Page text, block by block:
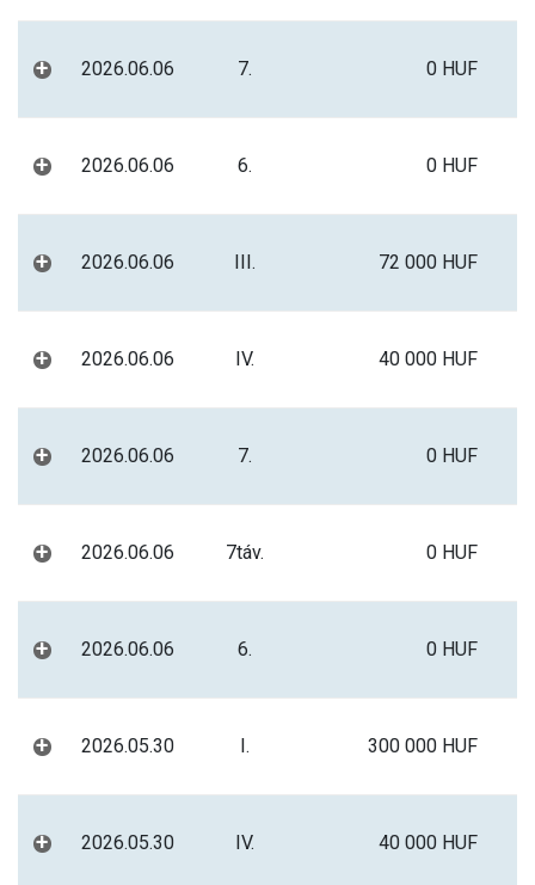
+ 2026.06.06 7. 0 HUF
+ 2026.06.06 6. 0 HUF
+ 2026.06.06 III. 72 000 HUF
+ 2026.06.06 IV. 40 000 HUF
+ 2026.06.06 7. 0 HUF
+ 2026.06.06 7táv. 0 HUF
+ 2026.06.06 6. 0 HUF
+ 2026.05.30 I. 300 000 HUF
+ 2026.05.30 IV. 40 000 HUF